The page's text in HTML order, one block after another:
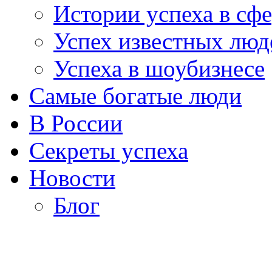
Истории успеха в
Успех известных
Успеха в шоубизнесе
Самые богатые люди
В России
Секреты успеха
Новости
Блог